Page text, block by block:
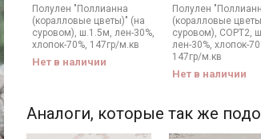
Полулен "Поллианна
(коралловые цветы)" (на
суровом), ш.1.5м, лен-30%,
хлопок-70%, 147гр/м.кв
Нет в наличии
Полулен
(коралловые
суровом), СОРТ2,
лен-30%, хлопок-
147гр/м.кв
Нет в наличии
Аналоги, которые так же
Секретная